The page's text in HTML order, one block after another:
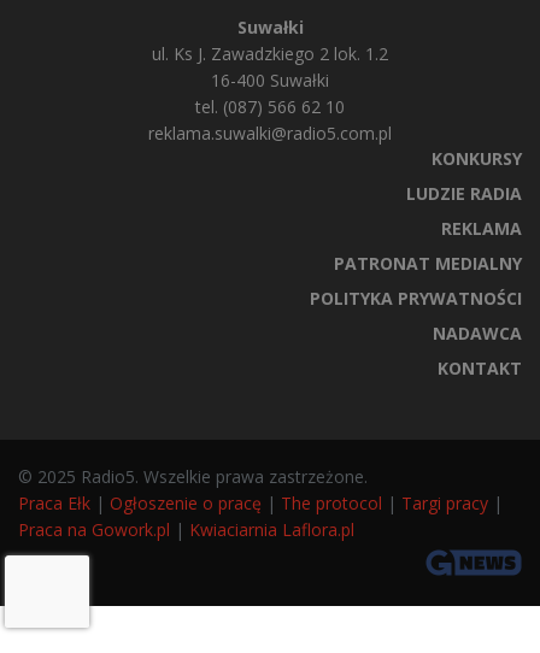
Suwałki
ul. Ks J. Zawadzkiego 2 lok. 1.2
16-400 Suwałki
tel. (087) 566 62 10
reklama.suwalki@radio5.com.pl
KONKURSY
LUDZIE RADIA
REKLAMA
PATRONAT MEDIALNY
POLITYKA PRYWATNOŚCI
NADAWCA
KONTAKT
© 2025 Radio5. Wszelkie prawa zastrzeżone.
Praca Ełk | Ogłoszenie o pracę | The protocol | Targi pracy |
Praca na Gowork.pl | Kwiaciarnia Laflora.pl